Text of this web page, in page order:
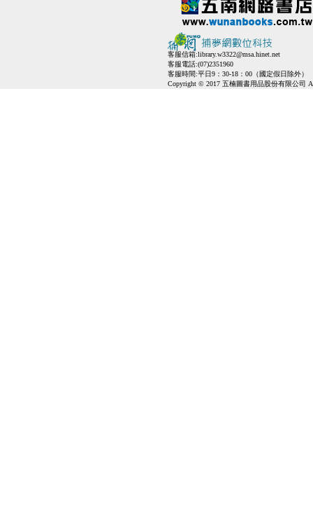
客服信箱:library.w3322@msa.hinet.net
客服電話:(07)2351960
客服時間:平日9：30-18：00（國定假日除外）
Copyright © 2017 五楠圖書用品股份有限公司